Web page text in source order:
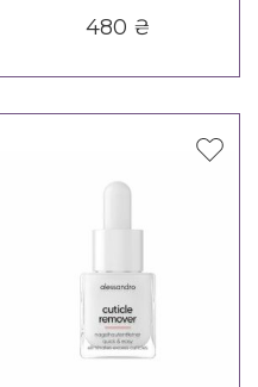
480 ₴